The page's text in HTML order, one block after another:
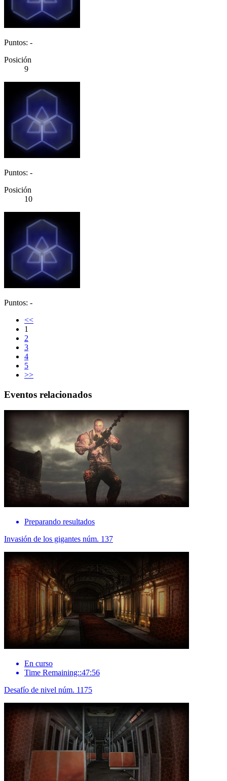
Puntos: -
Posición
9
Puntos: -
Posición
10
Puntos: -
<<
1
2
3
4
5
>>
Eventos relacionados
Preparando resultados
Invasión de los gigantes núm. 137
En curso
Time Remaining::47:56
Desafío de nivel núm. 1175